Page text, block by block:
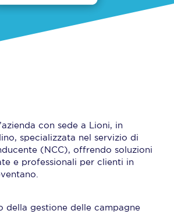
con sede a Lioni, in
specializzata nel servizio di
(NCC), offrendo soluzioni
e professionali per clienti in
della gestione delle campagne